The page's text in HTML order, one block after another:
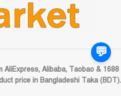
Alibaba, Taobao & 1688
price in Bangladeshi Taka (BDT).
💬